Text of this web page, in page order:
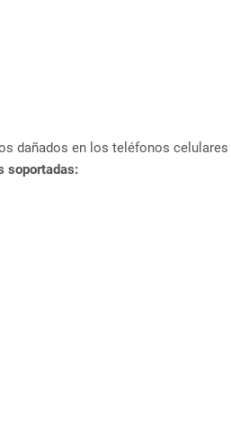
dañados en los teléfonos celulares
soportadas: